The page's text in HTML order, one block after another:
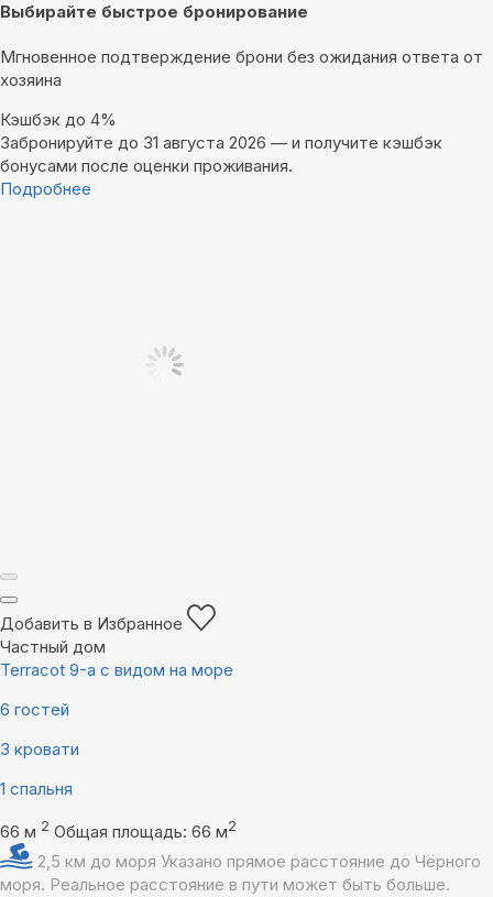
Выбирайте быстрое бронирование
Мгновенное подтверждение брони без ожидания ответа от
хозяина
Кэшбэк до 4%
Забронируйте до 31 августа 2026 — и получите кэшбэк
бонусами после оценки проживания.
Подробнее
Добавить в Избранное
Частный дом
Terrасоt 9-а с видом на море
6 гостей
3 кровати
1 спальня
66 м 2 Общая площадь: 66 м2
2,5 км до моря Указано прямое расстояние до Чёрного
моря. Реальное расстояние в пути может быть больше.